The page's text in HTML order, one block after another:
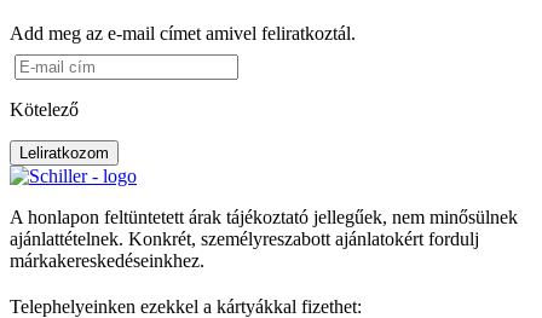
Add meg az e-mail címet amivel feliratkoztál.
Kötelező
Leliratkozom
A honlapon feltüntetett árak tájékoztató jellegűek, nem minősülnek
ajánlattételnek. Konkrét, személyreszabott ajánlatokért fordulj
márkakereskedéseinkhez.
Telephelyeinken ezekkel a kártyákkal fizethet: